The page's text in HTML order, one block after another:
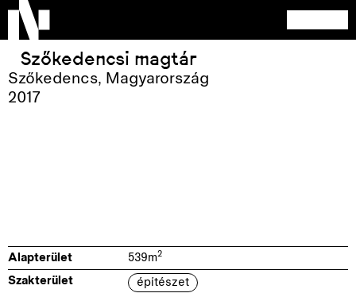
Szőkedencsi magtár
Szőkedencs, Magyarország
2017
Alapterület 539m2
Szakterület építészet